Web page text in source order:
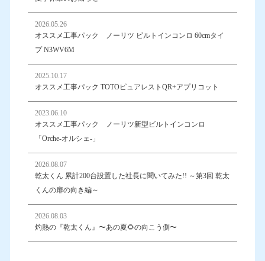
2026.05.26
オススメ工事パック ノーリツ ビルトインコンロ 60cmタイ
プ N3WV6M
2025.10.17
オススメ工事パック TOTOピュアレストQR+アプリコット
2023.06.10
オススメ工事パック ノーリツ新型ビルトインコンロ
「Orche-オルシェ-」
2026.08.07
乾太くん 累計200台設置した社長に聞いてみた!! ～第3回 乾太
くんの扉の向き編～
2026.08.03
灼熱の『乾太くん』〜あの夏🌻の向こう側〜